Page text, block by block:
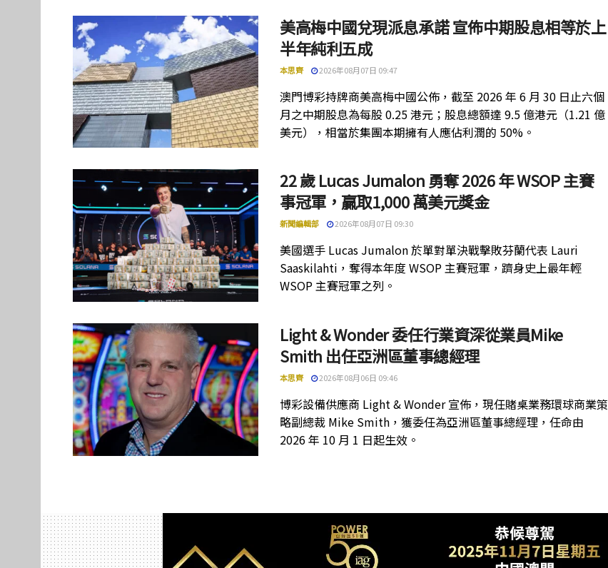
美高梅中國兌現派息承諾 宣佈中期股息相等於上
半年純利五成
本思齊 2026年08月07日 09:47
澳門博彩持牌商美高梅中國公佈，截至 2026 年 6 月 30 日止六個
月之中期股息為每股 0.25 港元；股息總額達 9.5 億港元（1.21 億
美元），相當於集團本期擁有人應佔利潤的 50%。
22 歲 Lucas Jumalon 勇奪 2026 年 WSOP 主賽
事冠軍，贏取1,000 萬美元獎金
新聞編輯部 2026年08月07日 09:30
美國選手 Lucas Jumalon 於單對單決戰擊敗芬蘭代表 Lauri
Saaskilahti，奪得本年度 WSOP 主賽冠軍，躋身史上最年輕
WSOP 主賽冠軍之列。
Light & Wonder 委任行業資深從業員Mike
Smith 出任亞洲區董事總經理
本思齊 2026年08月06日 09:46
博彩設備供應商 Light & Wonder 宣佈，現任賭桌業務環球商業策
略副總裁 Mike Smith，獲委任為亞洲區董事總經理，任命由
2026 年 10 月 1 日起生效。